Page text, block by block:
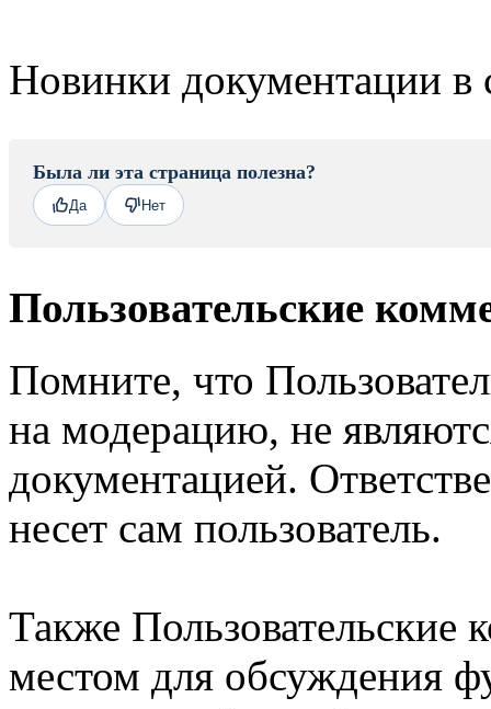
Новинки документации в
Была ли эта страница полезна?
Да Нет
Пользовательские
Помните, что
на модерацию, не
документацией.
несет сам пользователь.
Также Пользовательские
местом для обсуждения